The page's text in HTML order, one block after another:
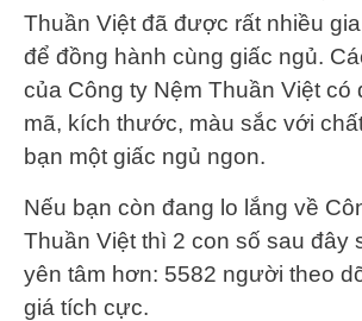
Thuần Việt đã được rất nhiều
để đồng hành cùng giấc ngủ.
của Công ty Nệm Thuần Việt có
mã, kích thước, màu sắc với
bạn một giấc ngủ ngon.
Nếu bạn còn đang lo lắng về
Thuần Việt thì 2 con số sau đây
yên tâm hơn: 5582 người theo
giá tích cực.